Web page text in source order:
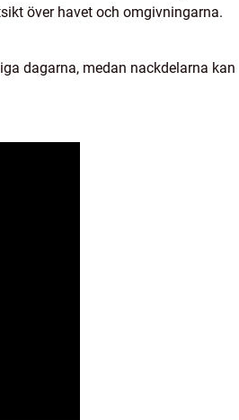
över havet och omgivningarna.
dagarna, medan nackdelarna kan